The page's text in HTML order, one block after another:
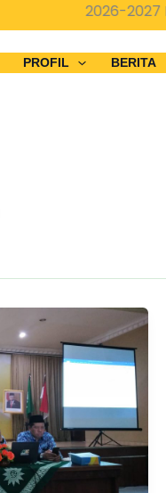
PPDB 2026-2027
PROFIL BERITA